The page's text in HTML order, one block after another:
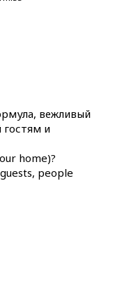
вежливый
гостям и
home)?
people